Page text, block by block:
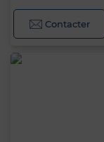
Contacter